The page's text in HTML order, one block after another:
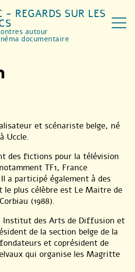
- REGARDS SUR LES
autour
documentaire
et scénariste belge, né
Uccle.
des fictions pour la télévision
TF1, France
a participé également à des
le plus célèbre est Le Maitre de
(1988).
Institut des Arts de Diffusion et
de la section belge de la
et coprésident de
qui organise les Magritte